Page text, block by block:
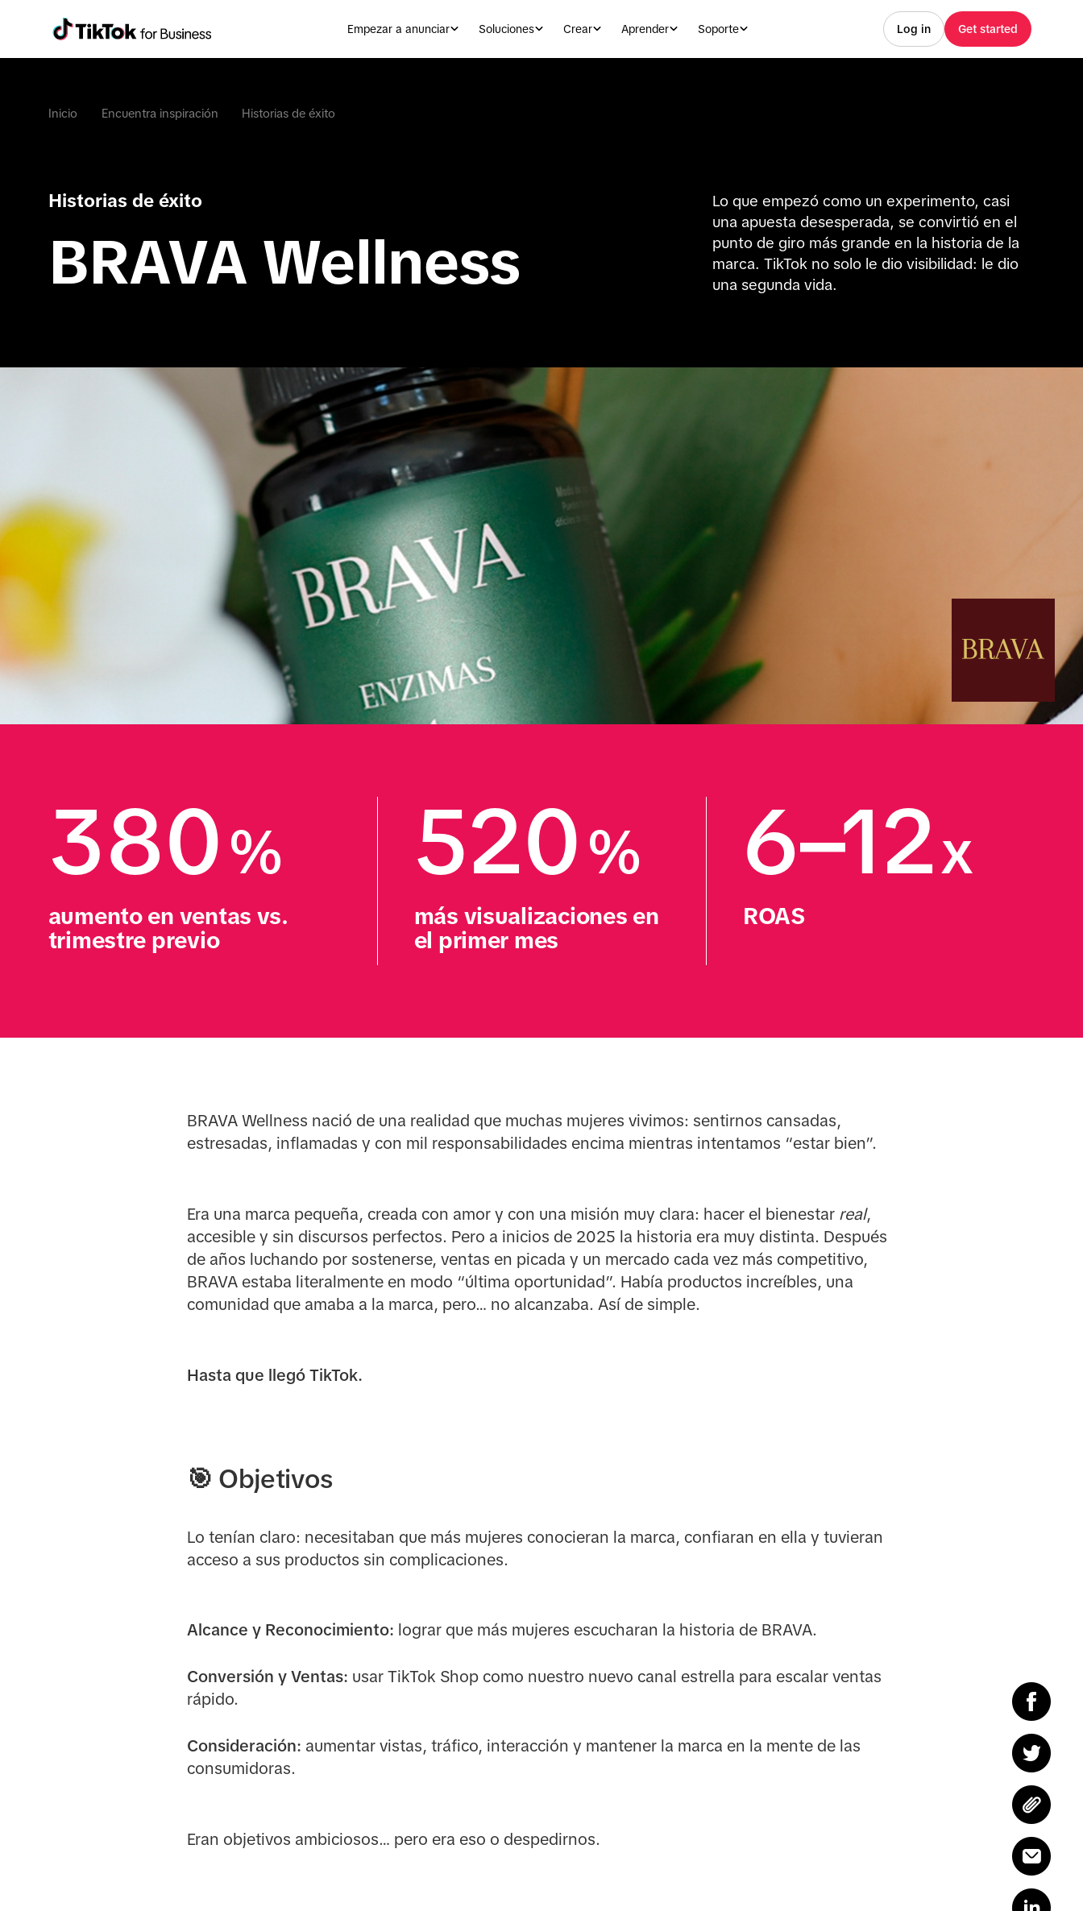
Empezar a anunciar Soluciones Crear Aprender Soporte Log in Get started
Inicio Encuentra inspiración Historias de éxito
Historias de éxito
BRAVA Wellness
Lo que empezó como un experimento, casi
una apuesta desesperada, se convirtió en el
punto de giro más grande en la historia de la
marca. TikTok no solo le dio visibilidad: le dio
una segunda vida.
380%
aumento en ventas vs.
trimestre previo
520%
más visualizaciones en
el primer mes
6–12x
ROAS
BRAVA Wellness nació de una realidad que muchas mujeres vivimos: sentirnos cansadas,
estresadas, inflamadas y con mil responsabilidades encima mientras intentamos “estar bien”.
Era una marca pequeña, creada con amor y con una misión muy clara: hacer el bienestar real,
accesible y sin discursos perfectos. Pero a inicios de 2025 la historia era muy distinta. Después
de años luchando por sostenerse, ventas en picada y un mercado cada vez más competitivo,
BRAVA estaba literalmente en modo “última oportunidad”. Había productos increíbles, una
comunidad que amaba a la marca, pero… no alcanzaba. Así de simple.
Hasta que llegó TikTok.
🎯 Objetivos
Lo tenían claro: necesitaban que más mujeres conocieran la marca, confiaran en ella y tuvieran
acceso a sus productos sin complicaciones.
Alcance y Reconocimiento: lograr que más mujeres escucharan la historia de BRAVA.
Conversión y Ventas: usar TikTok Shop como nuestro nuevo canal estrella para escalar ventas
rápido.
Consideración: aumentar vistas, tráfico, interacción y mantener la marca en la mente de las
consumidoras.
Eran objetivos ambiciosos… pero era eso o despedirnos.